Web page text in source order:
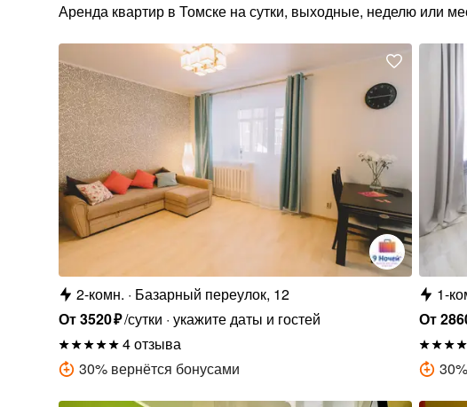
Аренда квартир в Томске на сутки, выходные, неделю или
2-комн.
Базарный переулок, 12
От3520₽/сутки укажите даты и гостей
4 отзыва
30% вернётся бонусами
1-
От
30%